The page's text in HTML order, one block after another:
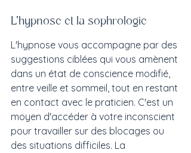
L'hypnose et la sophrologie
L'hypnose vous accompagne par des
suggestions ciblées qui vous amènent
dans un état de conscience modifié,
entre veille et sommeil, tout en restant
en contact avec le praticien. C'est un
moyen d'accéder à votre inconscient
pour travailler sur des blocages ou
des situations difficiles. La